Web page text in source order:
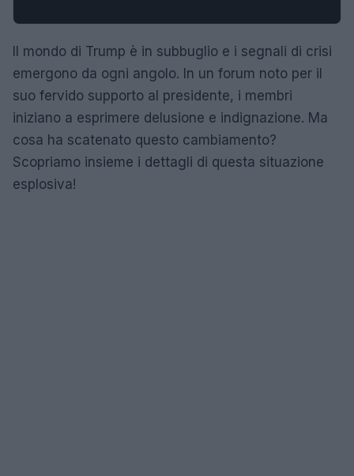
Il mondo di Trump è in subbuglio e i segnali di crisi
emergono da ogni angolo. In un forum noto per il
suo fervido supporto al presidente, i membri
iniziano a esprimere delusione e indignazione. Ma
cosa ha scatenato questo cambiamento?
Scopriamo insieme i dettagli di questa situazione
esplosiva!